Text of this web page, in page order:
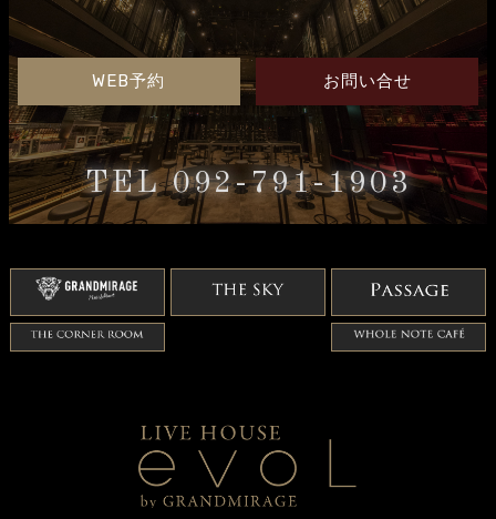
WEB予約 お問い合せ
TEL 092-791-1903